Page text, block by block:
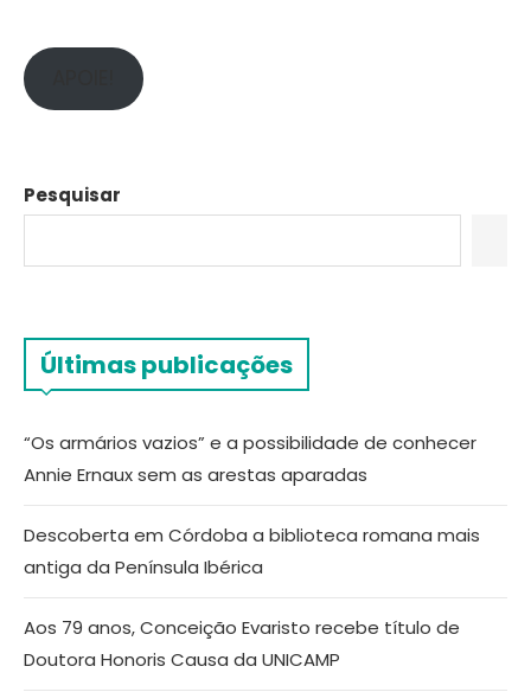
Pesquisar
Últimas publicações
“Os armários vazios” e a possibilidade de conhecer
Annie Ernaux sem as arestas aparadas
Descoberta em Córdoba a biblioteca romana mais
antiga da Península Ibérica
Aos 79 anos, Conceição Evaristo recebe título de
Doutora Honoris Causa da UNICAMP